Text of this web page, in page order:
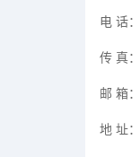
电 话：
传 真：
邮 箱：
地 址：